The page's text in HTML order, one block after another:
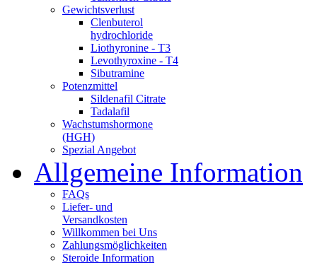
Gewichtsverlust
Clenbuterol
hydrochloride
Liothyronine - T3
Levothyroxine - T4
Sibutramine
Potenzmittel
Sildenafil Citrate
Tadalafil
Wachstumshormone
(HGH)
Spezial Angebot
Allgemeine Information
FAQs
Liefer- und
Versandkosten
Willkommen bei Uns
Zahlungsmöglichkeiten
Steroide Information